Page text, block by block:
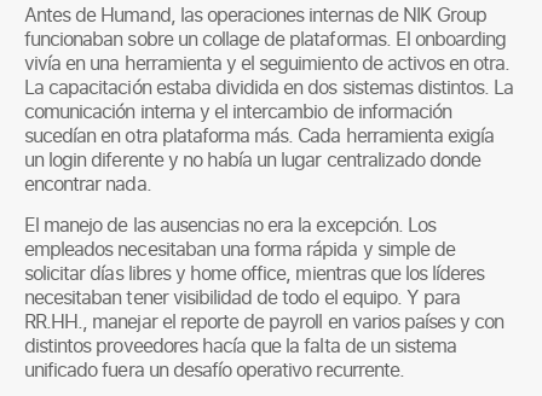
Antes de Humand, las operaciones internas de NIK Group
funcionaban sobre un collage de plataformas. El onboarding
vivía en una herramienta y el seguimiento de activos en otra.
La capacitación estaba dividida en dos sistemas distintos. La
comunicación interna y el intercambio de información
sucedían en otra plataforma más. Cada herramienta exigía
un login diferente y no había un lugar centralizado donde
encontrar nada.
El manejo de las ausencias no era la excepción. Los
empleados necesitaban una forma rápida y simple de
solicitar días libres y home office, mientras que los líderes
necesitaban tener visibilidad de todo el equipo. Y para
RR.HH., manejar el reporte de payroll en varios países y con
distintos proveedores hacía que la falta de un sistema
unificado fuera un desafío operativo recurrente.